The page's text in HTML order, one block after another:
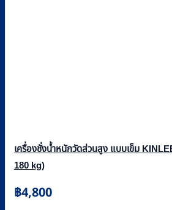
เครื่องชั่งน้ำหนักวัดส่วนสูง แบบเข็ม
180 kg)
฿4,800